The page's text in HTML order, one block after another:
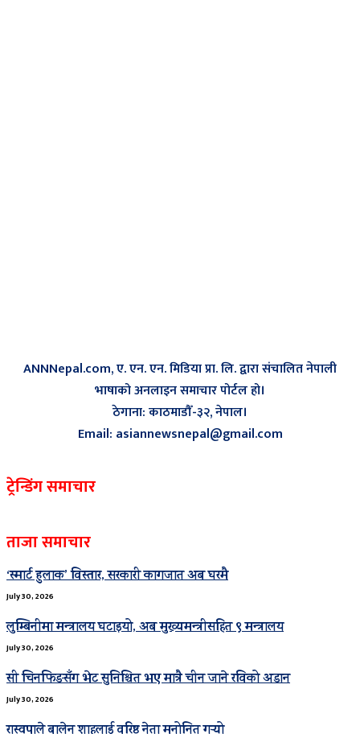
ANNNepal.com, ए. एन. एन. मिडिया प्रा. लि. द्वारा संचालित नेपाली
भाषाको अनलाइन समाचार पोर्टल हो।
ठेगाना: काठमाडौँ-३२, नेपाल।
Email: asiannewsnepal@gmail.com
ट्रेन्डिंग समाचार
ताजा समाचार
‘स्मार्ट हुलाक’ विस्तार, सरकारी कागजात अब घरमै
July 30, 2026
लुम्बिनीमा मन्त्रालय घटाइयो, अब मुख्यमन्त्रीसहित ९ मन्त्रालय
July 30, 2026
सी चिनफिङसँग भेट सुनिश्चित भए मात्रै चीन जाने रविको अडान
July 30, 2026